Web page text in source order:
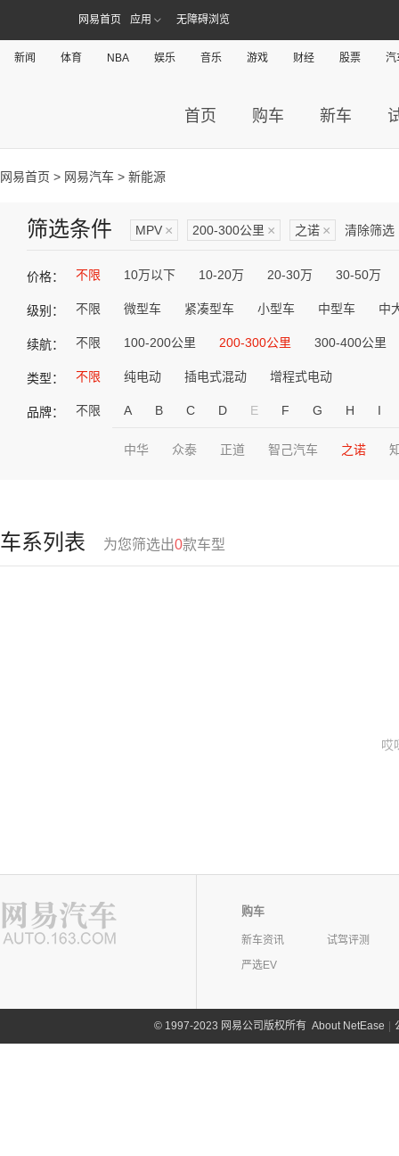
网易首页 应用 无障碍浏览
新闻 体育 NBA 娱乐 音乐 游戏 财经 股票 汽
首页 购车 新车
网易首页 > 网易汽车 > 新能源
筛选条件 MPV × 200-300公里 × 之诺 × 清除筛选
价格： 不限 10万以下 10-20万 20-30万 30-50万
级别： 不限 微型车 紧凑型车 小型车 中型车 中
续航： 不限 100-200公里 200-300公里 300-400公里
类型： 不限 纯电动 插电式混动 增程式电动
品牌： 不限 A B C D E F G H I
中华 众泰 正道 智己汽车 之诺
车系列表 为您筛选出0款车型
哎
购车
新车资讯
试驾评测
严选EV
©1997-2023 网易公司版权所有 About NetEase